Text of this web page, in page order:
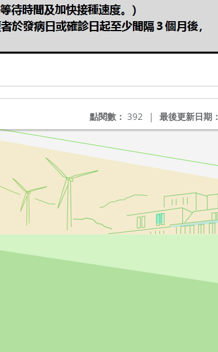
最後更新日期：
點閱數： 392 |